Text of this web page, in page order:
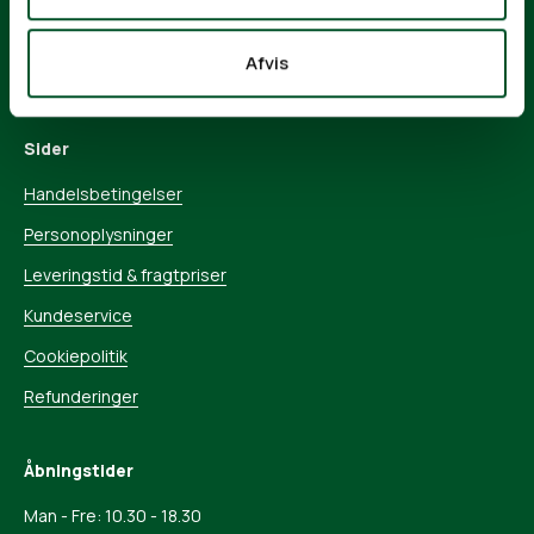
Afvis
Tlf.+45 32 11 22 00
kundeservice@froekenoeko.dk
Sider
Handelsbetingelser
Personoplysninger
Leveringstid & fragtpriser
Kundeservice
Cookiepolitik
Refunderinger
Åbningstider
Man - Fre: 10.30 - 18.30